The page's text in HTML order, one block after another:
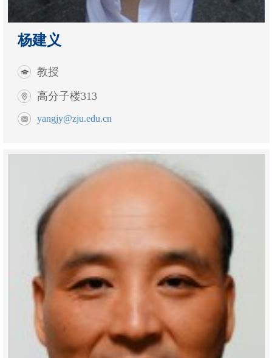
杨建义
教授
高分子楼313
yangjy@zju.edu.cn